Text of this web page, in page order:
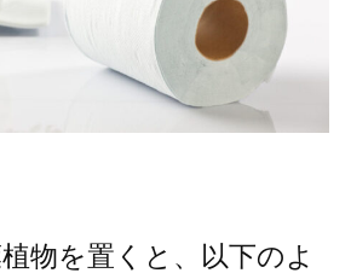
物を置くと、以下のよ